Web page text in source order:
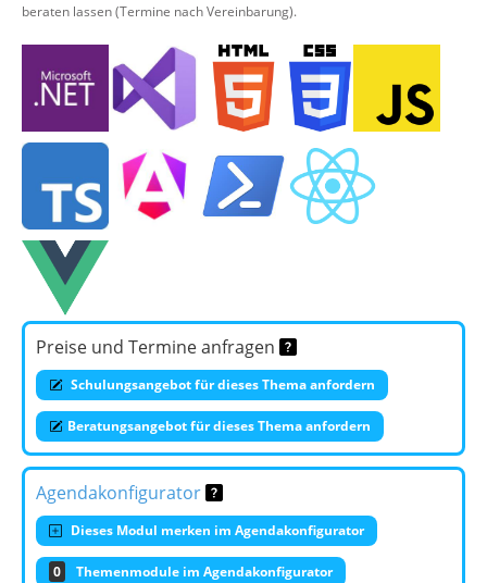
beraten lassen (Termine nach Vereinbarung).
Preise und Termine anfragen
Schulungsangebot für dieses Thema anfordern
Beratungsangebot für dieses Thema anfordern
Agendakonfigurator
Dieses Modul merken im Agendakonfigurator
0 Themenmodule im Agendakonfigurator